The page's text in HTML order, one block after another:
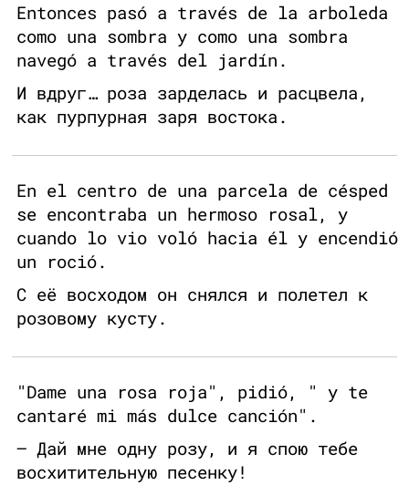
Entonces pasó a través de la arboleda
como una sombra y como una sombra
navegó a través del jardín.
И вдруг… роза зарделась и расцвела,
как пурпурная заря востока.
En el centro de una parcela de césped
se encontraba un hermoso rosal, y
cuando lo vio voló hacia él y encendió
un roció.
С её восходом он снялся и полетел к
розовому кусту.
"Dame una rosa roja", pidió, " y te
cantaré mi más dulce canción".
— Дай мне одну розу, и я спою тебе
восхитительную песенку!